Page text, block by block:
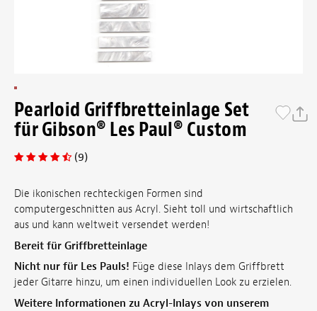
Pearloid Griffbretteinlage Set
für Gibson® Les Paul® Custom
(9)
Die ikonischen rechteckigen Formen sind
computergeschnitten aus Acryl. Sieht toll und wirtschaftlich
aus und kann weltweit versendet werden!
Bereit für Griffbretteinlage
Nicht nur für Les Pauls! Füge diese Inlays dem Griffbrett
jeder Gitarre hinzu, um einen individuellen Look zu erzielen.
Weitere Informationen zu Acryl-Inlays von unserem